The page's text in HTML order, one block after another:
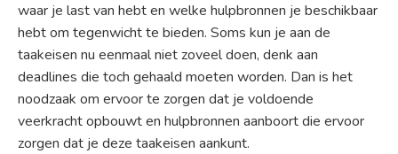
waar je last van hebt en welke hulpbronnen je beschikbaar
hebt om tegenwicht te bieden. Soms kun je aan de
taakeisen nu eenmaal niet zoveel doen, denk aan
deadlines die toch gehaald moeten worden. Dan is het
noodzaak om ervoor te zorgen dat je voldoende
veerkracht opbouwt en hulpbronnen aanboort die ervoor
zorgen dat je deze taakeisen aankunt.